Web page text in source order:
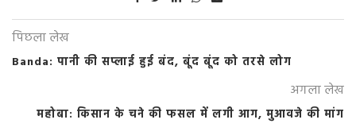
पिछला लेख
Banda: पानी की सप्लाई हुई बंद, बूंद बूंद को तरसे लोग
अगला लेख
महोबा: किसान के चने की फसल में लगी आग, मुआवजे की मांग